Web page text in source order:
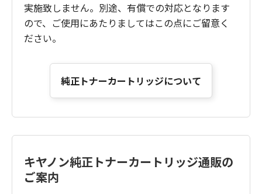
実施致しません。別途、有償での対応となります
ので、ご使用にあたりましてはこの点にご留意く
ださい。
純正トナーカートリッジについて
キヤノン純正トナーカートリッジ通販の
ご案内